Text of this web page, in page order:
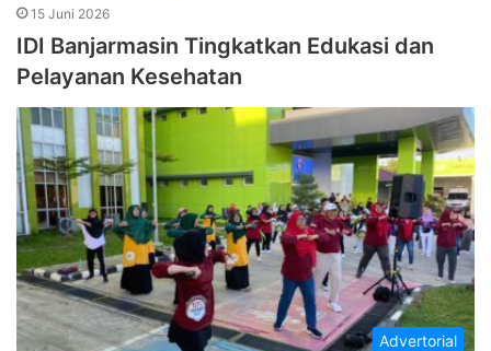
15 Juni 2026
IDI Banjarmasin Tingkatkan Edukasi dan
Pelayanan Kesehatan
Advertorial